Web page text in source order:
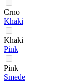
Crno
Khaki
Khaki
Pink
Pink
Smeđe